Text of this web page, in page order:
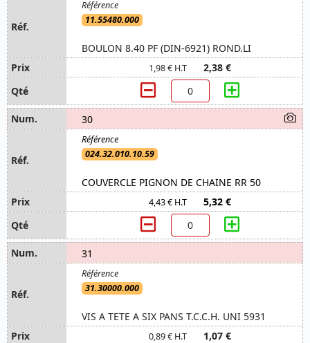
11.55480.000
BOULON 8.40 PF (DIN-6921) ROND.LI
1,98 € H.T 2,38 €
30
024.32.010.10.59
COUVERCLE PIGNON DE CHAINE RR 50
4,43 € H.T 5,32 €
31
31.30000.000
VIS A TETE A SIX PANS T.C.C.H. UNI 5931
0,89 € H.T 1,07 €